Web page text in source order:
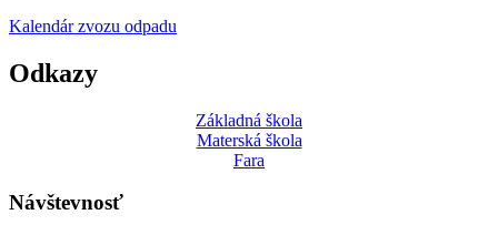
Kalendár zvozu odpadu
Odkazy
Základná škola
Materská škola
Fara
Návštevnosť